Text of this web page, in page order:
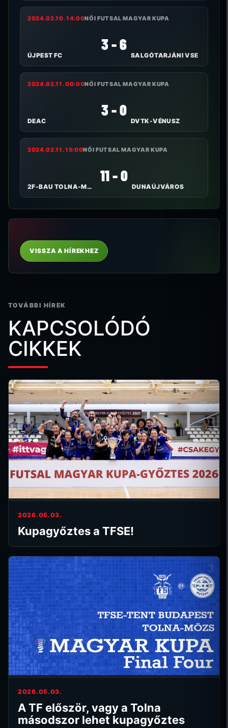
2024.02.10. 14:00NŐI FUTSAL MAGYAR KUPA
ÚJPEST FC
3 - 6
SALGÓTARJÁNI VSE
2024.02.11. 00:00NŐI FUTSAL MAGYAR KUPA
DEAC
3 - 0
DVTK-VÉNUSZ
2024.02.11. 15:00NŐI FUTSAL MAGYAR KUPA
2F-BAU TOLNA-MÖZS
11 - 0
DUNAÚJVÁROS
VISSZA A HÍREKHEZ
TOVÁBBI HÍREK
KAPCSOLÓDÓ
CIKKEK
2026.05.03.
Kupagyőztes a TFSE!
2026.05.03.
A TF először, vagy a Tolna
másodszor lehet kupagyőztes